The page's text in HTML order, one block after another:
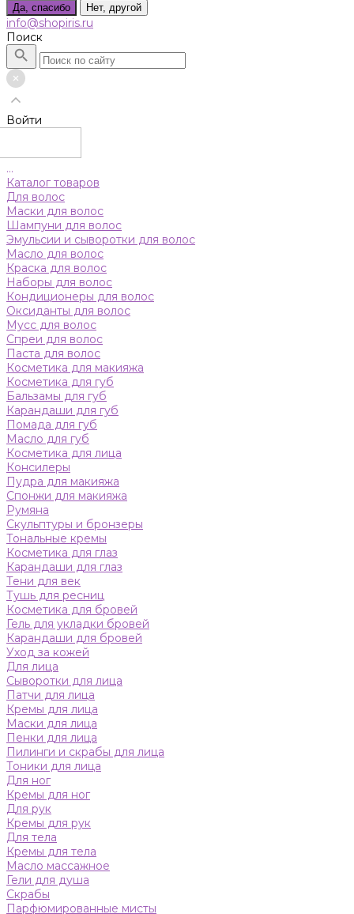
Да, спасибо Нет, другой
info@shopiris.ru
Поиск
Войти
...
Каталог товаров
Для волос
Маски для волос
Шампуни для волос
Эмульсии и сыворотки для волос
Масло для волос
Краска для волос
Наборы для волос
Кондиционеры для волос
Оксиданты для волос
Мусс для волос
Спреи для волос
Паста для волос
Косметика для макияжа
Косметика для губ
Бальзамы для губ
Карандаши для губ
Помада для губ
Масло для губ
Косметика для лица
Консилеры
Пудра для макияжа
Спонжи для макияжа
Румяна
Скульптуры и бронзеры
Тональные кремы
Косметика для глаз
Карандаши для глаз
Тени для век
Тушь для ресниц
Косметика для бровей
Гель для укладки бровей
Карандаши для бровей
Уход за кожей
Для лица
Сыворотки для лица
Патчи для лица
Кремы для лица
Маски для лица
Пенки для лица
Пилинги и скрабы для лица
Тоники для лица
Для ног
Кремы для ног
Для рук
Кремы для рук
Для тела
Кремы для тела
Масло массажное
Гели для душа
Скрабы
Парфюмированные мисты